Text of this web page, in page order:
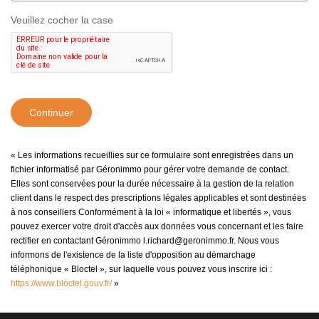
Veuillez cocher la case
Continuer
« Les informations recueillies sur ce formulaire sont enregistrées dans un
fichier informatisé par Géronimmo pour gérer votre demande de contact.
Elles sont conservées pour la durée nécessaire à la gestion de la relation
client dans le respect des prescriptions légales applicables et sont destinées
à nos conseillers Conformément à la loi « informatique et libertés », vous
pouvez exercer votre droit d'accès aux données vous concernant et les faire
rectifier en contactant Géronimmo l.richard@geronimmo.fr. Nous vous
informons de l'existence de la liste d'opposition au démarchage
téléphonique « Bloctel », sur laquelle vous pouvez vous inscrire ici :
https://www.bloctel.gouv.fr/»